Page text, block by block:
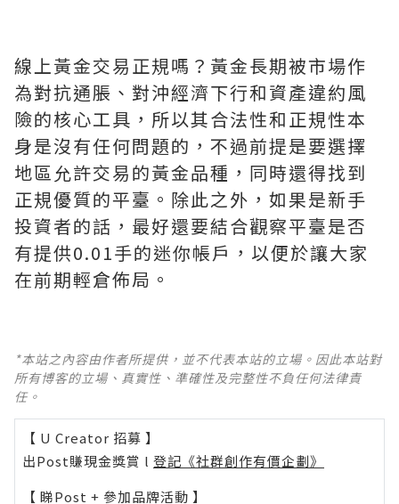
線上黃金交易正規嗎？黃金長期被市場作
為對抗通脹、對沖經濟下行和資產違約風
險的核心工具，所以其合法性和正規性本
身是沒有任何問題的，不過前提是要選擇
地區允許交易的黃金品種，同時還得找到
正規優質的平臺。除此之外，如果是新手
投資者的話，最好還要結合觀察平臺是否
有提供0.01手的迷你帳戶，以便於讓大家
在前期輕倉佈局。
*本站之內容由作者所提供，並不代表本站的立場。因此本站對
所有博客的立場、真實性、準確性及完整性不負任何法律責
任。
【 U Creator 招募 】
出Post賺現金獎賞 l 登記《社群創作有價企劃》
【 睇Post + 參加品牌活動 】